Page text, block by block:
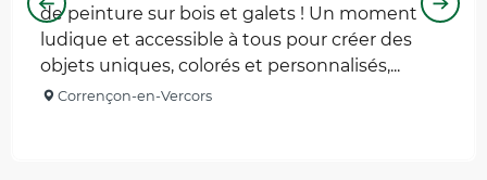
de peinture sur bois et galets ! Un moment
ludique et accessible à tous pour créer des
objets uniques, colorés et personnalisés,...
Corrençon-en-Vercors